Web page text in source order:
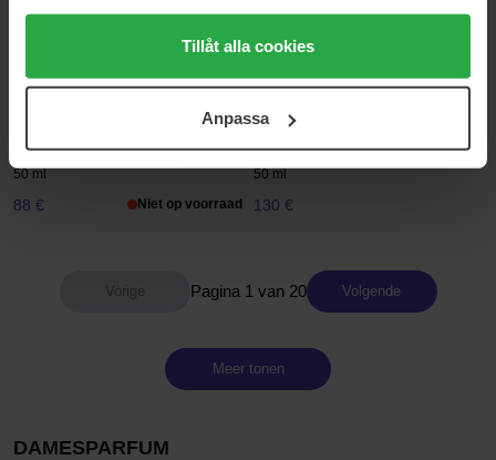
Genom att trycka på "Tillåt alla cookies" accepterar du
alla cookies, medan du under "Detaljer" kan anpassa
användningen av cookies. Du kan när som helst återkalla
samt vår Integritetspolicy.
Tillåt alla cookies
Anpassa
Fame Intense Donna
Cherry
50 ml
88 € Niet op voorraad
Narciso Rodriguez
For Her Intense
50 ml
130 €
Pagina 1 van 20 Volgende
Meer tonen
DAMESPARFUM